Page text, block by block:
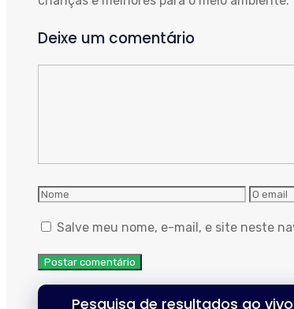
Deixe um comentário
Nome
O
Salve meu nome, e-mail, e site neste
Pesquisa de resultados ao vivo